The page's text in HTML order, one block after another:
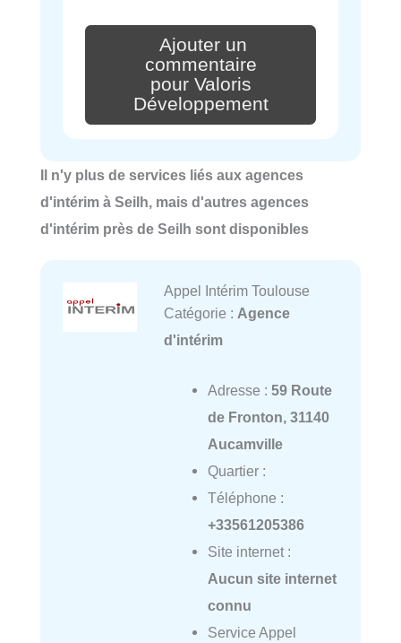
Ajouter un
commentaire
pour Valoris
Développement
Il n'y plus de services liés aux agences
d'intérim à Seilh, mais d'autres agences
d'intérim près de Seilh sont disponibles
Appel Intérim Toulouse
Catégorie : Agence
d'intérim
Adresse : 59 Route
de Fronton, 31140
Aucamville
Quartier :
Téléphone :
+33561205386
Site internet :
Aucun site internet
connu
Service Appel